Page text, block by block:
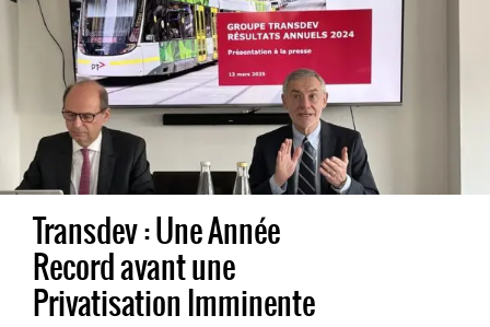
Transdev : Une Année
Record avant une
Privatisation Imminente